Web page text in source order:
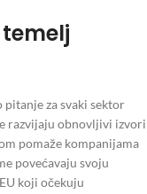
pitanje za svaki sektor
razvijaju obnovljivi izvori
pomaže kompanijama
povećavaju svoju
koji očekuju